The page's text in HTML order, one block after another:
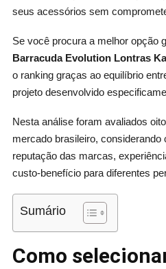
seus acessórios sem
Se você procura a melhor opção
Barracuda Evolution Lontras
o ranking graças ao equilíbrio
projeto desenvolvido
Nesta análise foram avaliados
mercado brasileiro,
reputação das marcas,
custo-benefício para diferentes
Sumário
Como